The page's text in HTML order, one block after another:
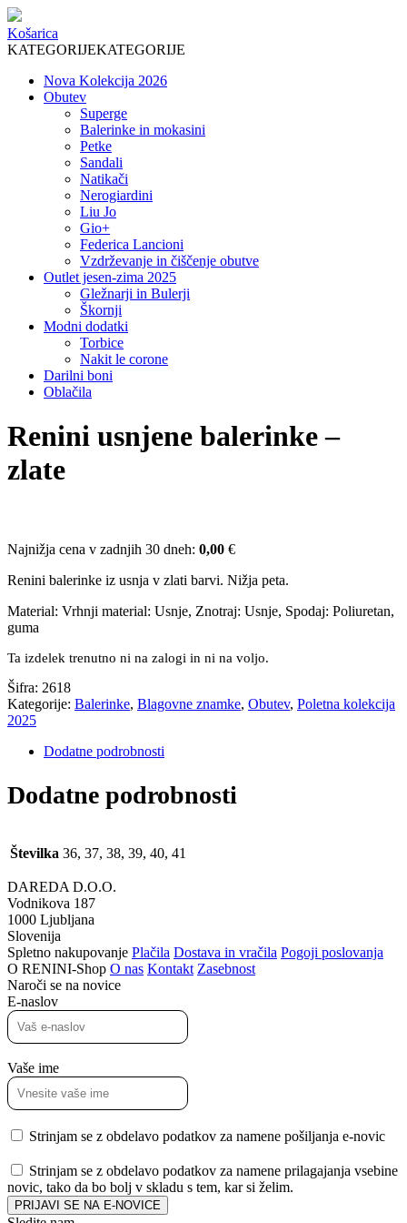
Košarica
KATEGORIJEKATEGORIJE
Nova Kolekcija 2026
Obutev
Superge
Balerinke in mokasini
Petke
Sandali
Natikači
Nerogiardini
Liu Jo
Gio+
Federica Lancioni
Vzdrževanje in čiščenje obutve
Outlet jesen-zima 2025
Gležnarji in Bulerji
Škornji
Modni dodatki
Torbice
Nakit le corone
Darilni boni
Oblačila
Renini usnjene balerinke –
zlate
Najnižja cena v zadnjih 30 dneh: 0,00 €
Renini balerinke iz usnja v zlati barvi. Nižja peta.
Material: Vrhnji material: Usnje, Znotraj: Usnje, Spodaj: Poliuretan,
guma
Ta izdelek trenutno ni na zalogi in ni na voljo.
Šifra: 2618
Kategorije: Balerinke, Blagovne znamke, Obutev, Poletna kolekcija
2025
Dodatne podrobnosti
Dodatne podrobnosti
Številka 36, 37, 38, 39, 40, 41
DAREDA D.O.O.
Vodnikova 187
1000 Ljubljana
Slovenija
Spletno nakupovanje Plačila Dostava in vračila Pogoji poslovanja
O RENINI-Shop O nas Kontakt Zasebnost
Naroči se na novice
E-naslov
Vaše ime
Strinjam se z obdelavo podatkov za namene pošiljanja e-novic
Strinjam se z obdelavo podatkov za namene prilagajanja vsebine
novic, tako da bo bolj v skladu s tem, kar si želim.
PRIJAVI SE NA E-NOVICE